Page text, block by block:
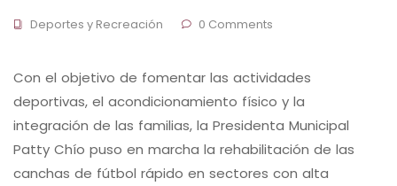
Deportes y Recreación
0 Comments
Con el objetivo de fomentar las actividades
deportivas, el acondicionamiento físico y la
integración de las familias, la Presidenta Municipal
Patty Chío puso en marcha la rehabilitación de las
canchas de fútbol rápido en sectores con alta